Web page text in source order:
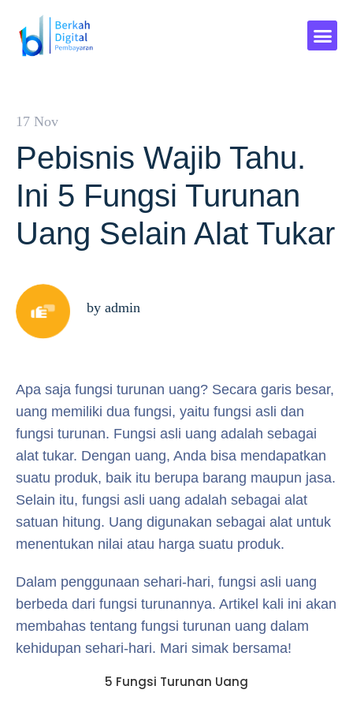
17 Nov
Pebisnis Wajib Tahu.
Ini 5 Fungsi Turunan
Uang Selain Alat Tukar
by admin
Apa saja fungsi turunan uang? Secara garis besar,
uang memiliki dua fungsi, yaitu fungsi asli dan
fungsi turunan. Fungsi asli uang adalah sebagai
alat tukar. Dengan uang, Anda bisa mendapatkan
suatu produk, baik itu berupa barang maupun jasa.
Selain itu, fungsi asli uang adalah sebagai alat
satuan hitung. Uang digunakan sebagai alat untuk
menentukan nilai atau harga suatu produk.
Dalam penggunaan sehari-hari, fungsi asli uang
berbeda dari fungsi turunannya. Artikel kali ini akan
membahas tentang fungsi turunan uang dalam
kehidupan sehari-hari. Mari simak bersama!
5 Fungsi Turunan Uang